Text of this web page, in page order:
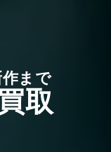
まで
取